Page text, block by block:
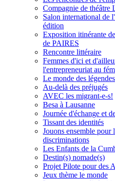
Compagnie de théâtre
Salon international de
édition
Exposition itinérante
de PAIRES
Rencontre littéraire
Femmes d'ici et
l'entrepreneuriat au
Le monde des
Au-delà des préjugés
AVEC les migrant-e-s!
Besa à Lausanne
Journée d'échange et
Tissant des identités
Jouons ensemble pour
discriminations
Les Enfants de la
Destin(s) nomade(s)
Projet Pilote pour des
Jeux thème le monde